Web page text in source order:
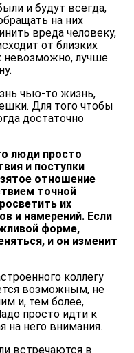
и будут всегда,
на них
вреда человеку,
от близких
невозможно, лучше
чью-то жизнь,
Для того чтобы
достаточно
люди просто
и поступки
отношение
точной
их
и намерений. Если
форме,
и он изменит
коллегу
возможным, не
и, тем более,
просто идти к
на него внимания.
встречаются в